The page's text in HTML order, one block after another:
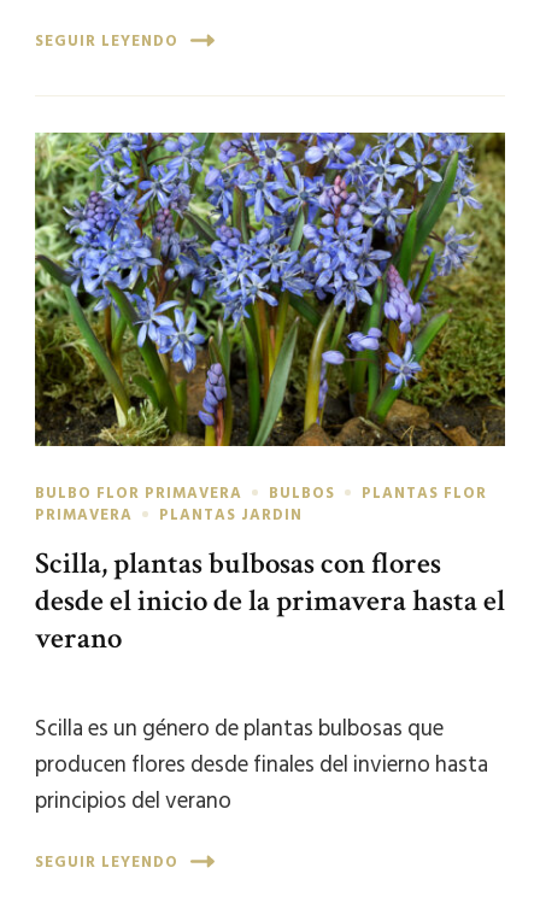
SEGUIR LEYENDO
BULBO FLOR PRIMAVERA BULBOS
PLANTAS FLOR
PRIMAVERA
PLANTAS JARDIN
Scilla, plantas bulbosas con flores
desde el inicio de la primavera hasta el
verano
Scilla es un género de plantas bulbosas que
producen flores desde finales del invierno hasta
principios del verano
SEGUIR LEYENDO